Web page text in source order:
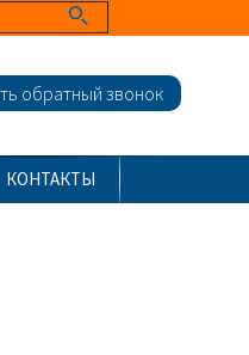
обратный звонок
КОНТАКТЫ